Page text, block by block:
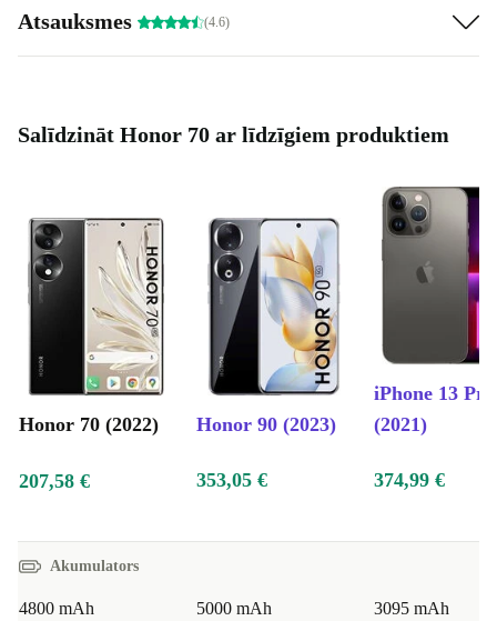
Atsauksmes (4.6)
Salīdzināt Honor 70 ar līdzīgiem produktiem
Honor 70 (2022) Honor 90 (2023)
iPhone 13 Pro
(2021)
207,58 € 353,05 € 374,99 €
Akumulators
4800 mAh 5000 mAh 3095 mAh